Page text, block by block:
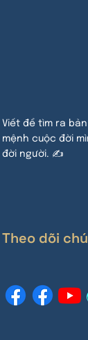
Viết để tìm ra
mệnh cuộc đời
đời người. ✍
Theo dõi